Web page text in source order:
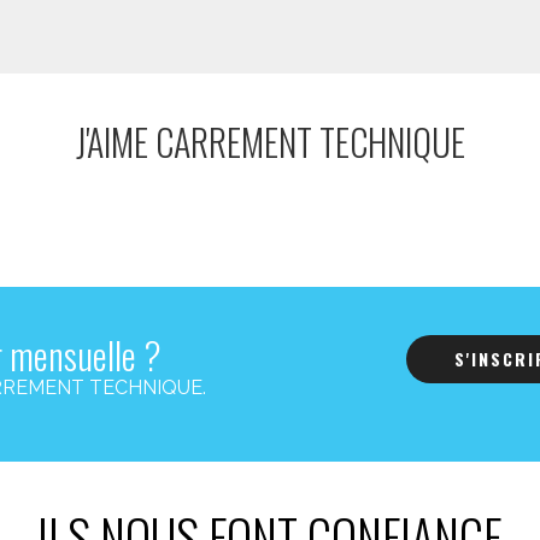
J'AIME CARREMENT TECHNIQUE
?
TECHNIQUE.